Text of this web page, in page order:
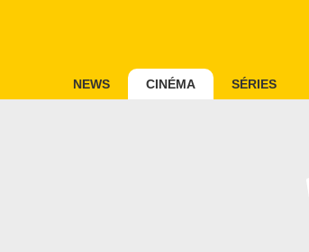
NEWS CINÉMA SÉRIES